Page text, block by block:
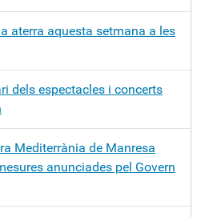
aterra aquesta setmana a les
dels espectacles i concerts
Mediterrània de Manresa
anunciades pel Govern